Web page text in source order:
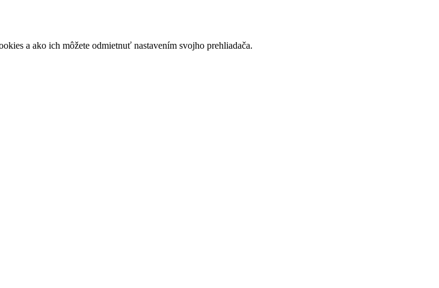
a ako ich môžete odmietnuť nastavením svojho prehliadača.